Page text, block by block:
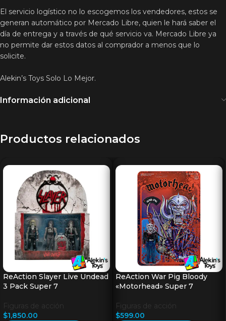
El servicio logístico no lo escogemos los vendedores, estos se
generan automático por Mercado Libre, quien le hará saber el
día de entrega y a través de qué servicio va. Mercado Libre ya
no permite dar estos datos al comprador a menos que lo
solicite.
Alekin’s Toys Solo Lo Mejor.
Información adicional
Productos relacionados
ReAction Slayer Live Undead
3 Pack Super 7
Figuras de acción
$1,850.00
ReAction War Pig Bloody
«Motorhead» Super 7
Figuras de acción
$599.00